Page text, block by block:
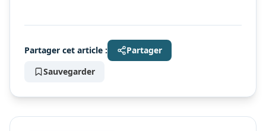
Partager cet article :
Partager
Sauvegarder